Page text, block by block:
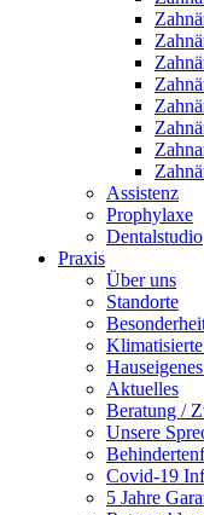
Assistenz
Prophylaxe
Dentalstudio
Praxis
Über uns
Standorte
Aktuelles
Beratung /
Unsere
Covid-19
5 Jahre